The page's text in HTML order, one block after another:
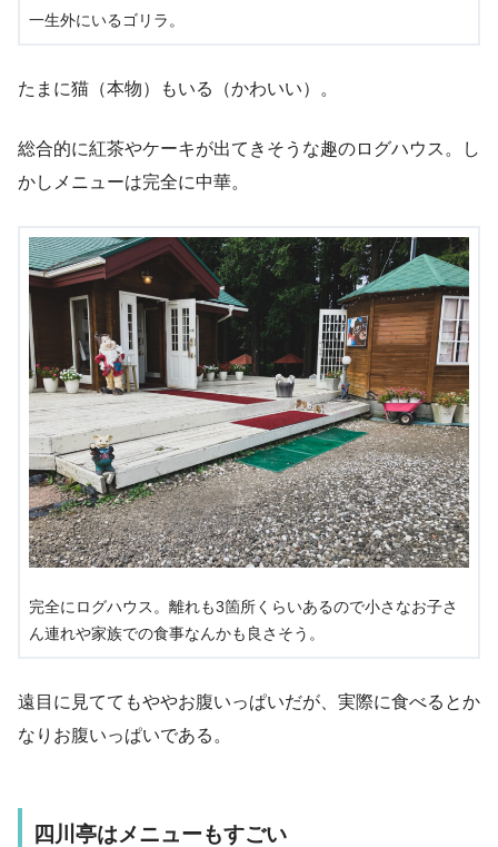
一生外にいるゴリラ。
たまに猫（本物）もいる（かわいい）。
総合的に紅茶やケーキが出てきそうな趣のログハウス。し
かしメニューは完全に中華。
完全にログハウス。離れも3箇所くらいあるので小さなお子さ
ん連れや家族での食事なんかも良さそう。
遠目に見ててもややお腹いっぱいだが、実際に食べるとか
なりお腹いっぱいである。
四川亭はメニューもすごい